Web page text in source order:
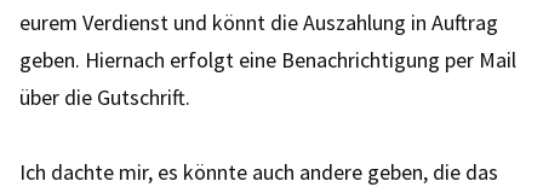
eurem Verdienst und könnt die Auszahlung in Auftrag
geben. Hiernach erfolgt eine Benachrichtigung per Mail
über die Gutschrift.
Ich dachte mir, es könnte auch andere geben, die das